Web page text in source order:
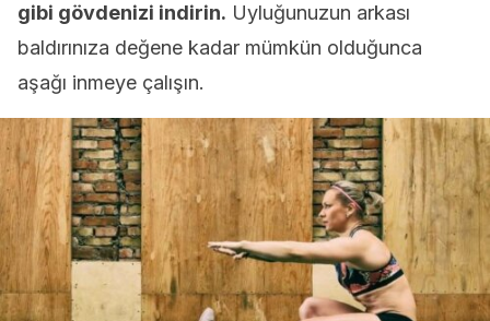
gibi gövdenizi indirin. Uyluğunuzun arkası
baldırınıza değene kadar mümkün olduğunca
aşağı inmeye çalışın.